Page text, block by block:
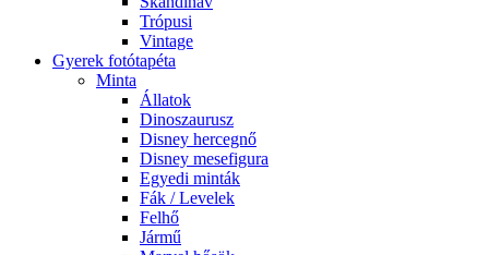
Trópusi
Vintage
Gyerek fotótapéta
Minta
Állatok
Dinoszaurusz
Disney hercegnő
Disney mesefigura
Egyedi minták
Fák / Levelek
Felhő
Jármű